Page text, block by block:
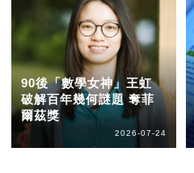
90後「數學女神」王虹
破解百年幾何謎題 奪菲
爾茲獎
2026-07-24